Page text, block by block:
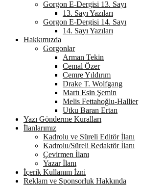
Gorgon E-Dergisi 13. Sayı
13. Sayı Yazıları
Gorgon E-Dergisi 14. Sayı
14. Sayı Yazıları
Hakkımızda
Gorgonlar
Arman Tekin
Cemal Özer
Cemre Yıldırım
Drake T. Wolfgang
Martı Esin Şemin
Melis Fettahoğlu-Hallier
Utku Baran Ertan
Yazı Gönderme Kuralları
İlanlarımız
Kadrolu ve Süreli Editör İlanı
Kadrolu/Süreli Redaktör İlanı
Çevirmen İlanı
Yazar İlanı
İçerik Kullanım İzni
Reklam ve Sponsorluk Hakkında